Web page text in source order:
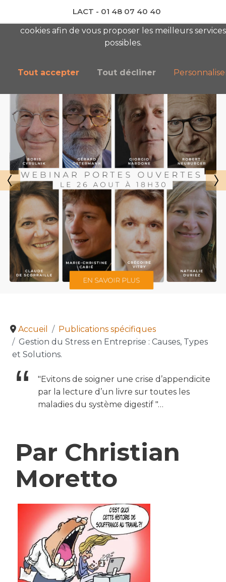
newsletter AC
Accueil
Publications spécifiques
Gestion du Stress en Entreprise : Causes, Types
et Solutions.
"Evitons de soigner une crise d’appendicite
par la lecture d’un livre sur toutes les
maladies du système digestif "…
Par Christian
Moretto
cookies afin de vous proposer les meilleurs services
possibles.
Tout accepter Tout décliner
LACT - 01 48 07 40 40